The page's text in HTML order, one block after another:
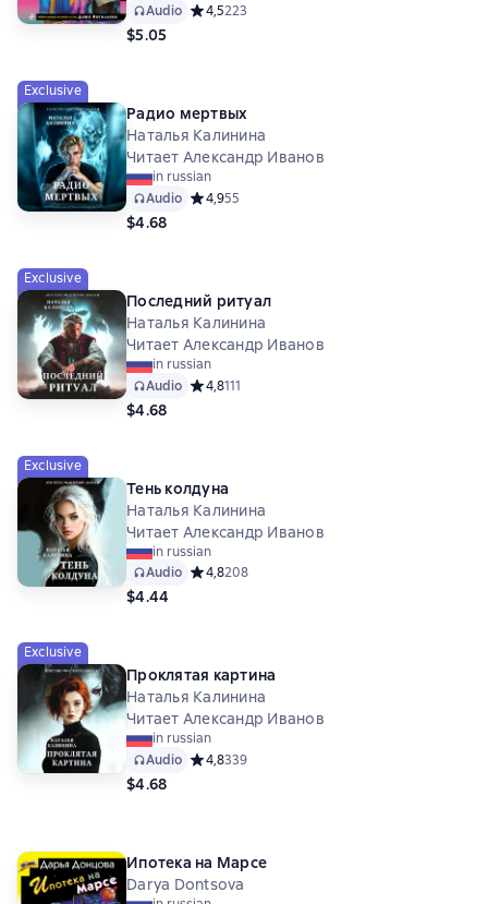
Audio Средний рейтинг 4,5 на основе 223 оценок
4,5223
$5.05
Exclusive
Радио мертвых
Наталья Калинина
Читает Александр Иванов
in russian
Audio Средний рейтинг 4,9 на основе 55 оценок
4,955
$4.68
Exclusive
Последний ритуал
Наталья Калинина
Читает Александр Иванов
in russian
Audio Средний рейтинг 4,8 на основе 111 оценок
4,8111
$4.68
Exclusive
Тень колдуна
Наталья Калинина
Читает Александр Иванов
in russian
Audio Средний рейтинг 4,8 на основе 208 оценок
4,8208
$4.44
Exclusive
Проклятая картина
Наталья Калинина
Читает Александр Иванов
in russian
Audio Средний рейтинг 4,8 на основе 339 оценок
4,8339
$4.68
Ипотека на Марсе
Darya Dontsova